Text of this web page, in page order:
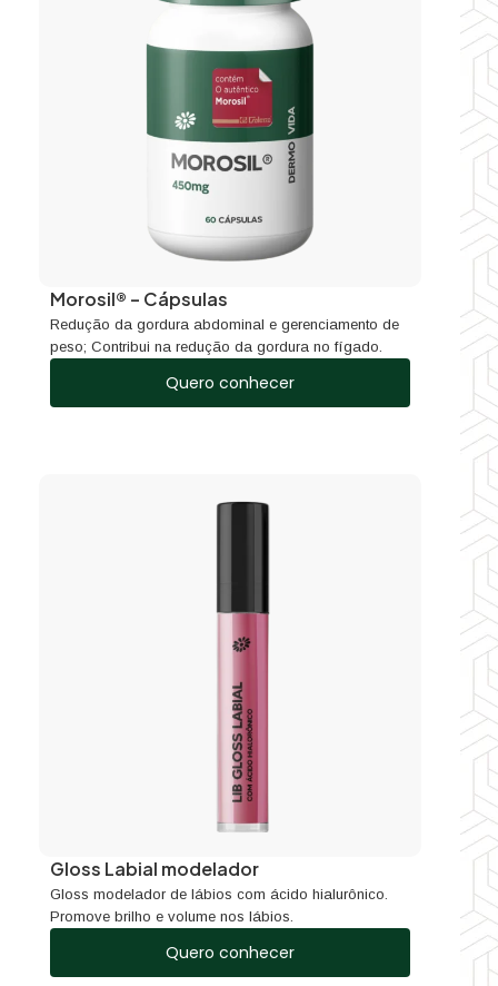
Morosil® – Cápsulas
Redução da gordura abdominal e gerenciamento de
peso; Contribui na redução da gordura no fígado.
Quero conhecer
Gloss Labial modelador
Gloss modelador de lábios com ácido hialurônico.
Promove brilho e volume nos lábios.
Quero conhecer